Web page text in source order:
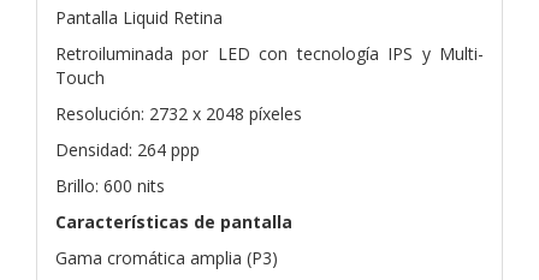
Pantalla Liquid Retina
Retroiluminada por LED con tecnología IPS y Multi-
Touch
Resolución: 2732 x 2048 píxeles
Densidad: 264 ppp
Brillo: 600 nits
Características de pantalla
Gama cromática amplia (P3)